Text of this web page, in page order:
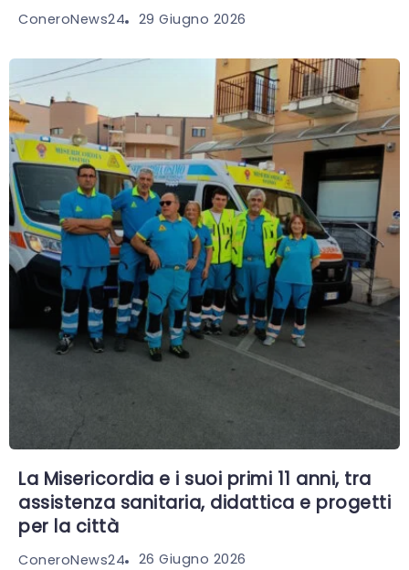
ConeroNews24 29 Giugno 2026
La Misericordia e i suoi primi 11 anni, tra
assistenza sanitaria, didattica e progetti
per la città
ConeroNews24 26 Giugno 2026